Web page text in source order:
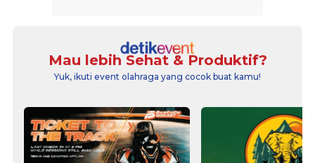
Mau lebih Sehat & Produktif?
Yuk, ikuti event olahraga yang cocok buat kamu!